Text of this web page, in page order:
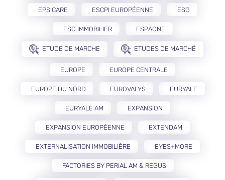
EPSICARE ESCPI EUROPÉENNE ESG
ESG IMMOBILIER ESPAGNE
ETUDE DE MARCHE ETUDES DE MARCHÉ
EUROPE EUROPE CENTRALE
EUROPE DU NORD EUROVALYS EURYALE
EURYALE AM EXPANSION
EXPANSION EUROPÉENNE EXTENDAM
EXTERNALISATION IMMOBILIÈRE EYES+MORE
FACTORIES BY PERIAL AM & REGUS